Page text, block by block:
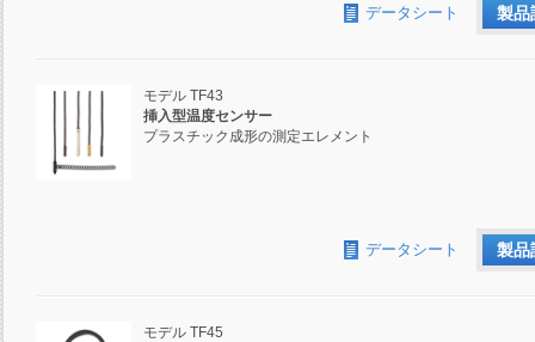
製品
データシート
モデル TF43
挿入型温度センサー
プラスチック成形の測定エレメント
製品
データシート
モデル TF45